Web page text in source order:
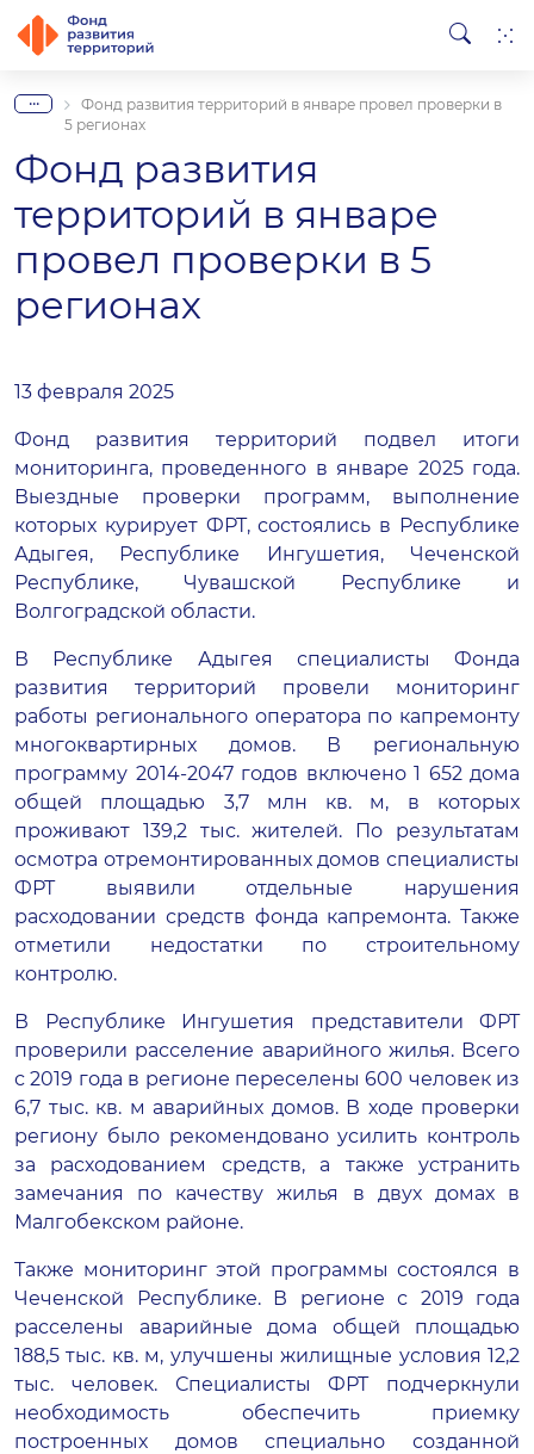
...
Фонд развития территорий в январе провел проверки в
5 регионах
Фонд развития
территорий в январе
провел проверки в 5
регионах
13 февраля 2025
Фонд развития территорий подвел итоги
мониторинга, проведенного в январе 2025 года.
Выездные проверки программ, выполнение
которых курирует ФРТ, состоялись в Республике
Адыгея, Республике Ингушетия, Чеченской
Республике, Чувашской Республике и
Волгоградской области.
В Республике Адыгея специалисты Фонда
развития территорий провели мониторинг
работы регионального оператора по капремонту
многоквартирных домов. В региональную
программу 2014-2047 годов включено 1 652 дома
общей площадью 3,7 млн кв. м, в которых
проживают 139,2 тыс. жителей. По результатам
осмотра отремонтированных домов специалисты
ФРТ выявили отдельные нарушения
расходовании средств фонда капремонта. Также
отметили недостатки по строительному
контролю.
В Республике Ингушетия представители ФРТ
проверили расселение аварийного жилья. Всего
с 2019 года в регионе переселены 600 человек из
6,7 тыс. кв. м аварийных домов. В ходе проверки
региону было рекомендовано усилить контроль
за расходованием средств, а также устранить
замечания по качеству жилья в двух домах в
Малгобекском районе.
Также мониторинг этой программы состоялся в
Чеченской Республике. В регионе с 2019 года
расселены аварийные дома общей площадью
188,5 тыс. кв. м, улучшены жилищные условия 12,2
тыс. человек. Специалисты ФРТ подчеркнули
необходимость обеспечить приемку
построенных домов специально созданной